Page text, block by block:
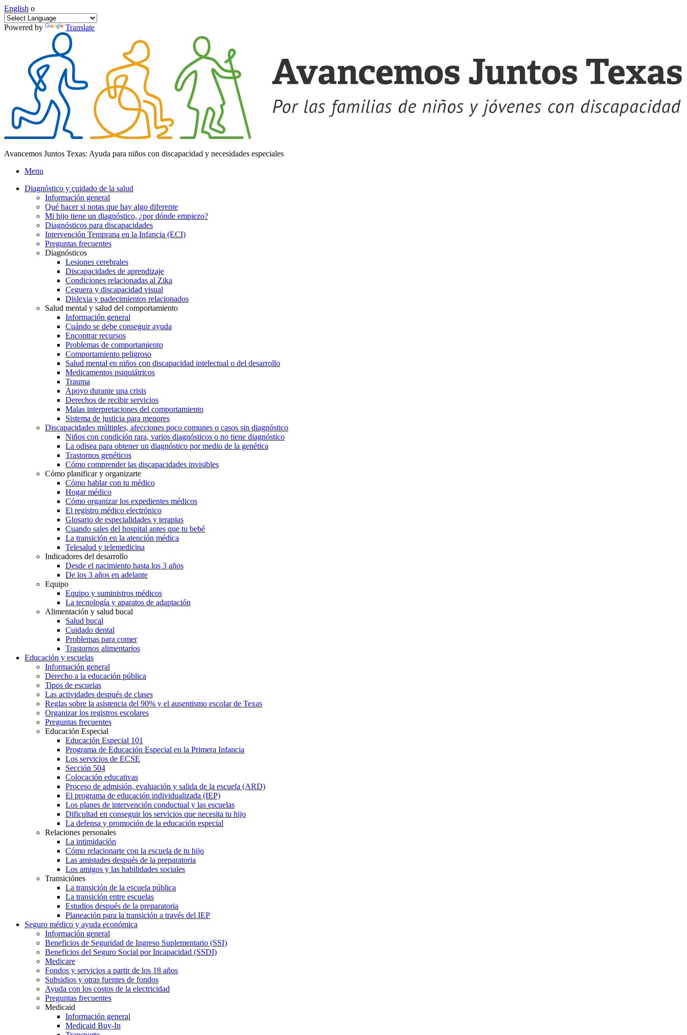
English o
Powered by Translate
Avancemos Juntos Texas: Ayuda para niños con discapacidad y necesidades especiales
Menu
Diagnóstico y cuidado de la salud
Información general
Qué hacer si notas que hay algo diferente
Mi hijo tiene un diagnóstico, ¿por dónde empiezo?
Diagnósticos para discapacidades
Intervención Temprana en la Infancia (ECI)
Preguntas frecuentes
Diagnósticos
Lesiones cerebrales
Discapacidades de aprendizaje
Condiciones relacionadas al Zika
Ceguera y discapacidad visual
Dislexia y padecimientos relacionados
Salud mental y salud del comportamiento
Información general
Cuándo se debe conseguir ayuda
Encontrar recursos
Problemas de comportamiento
Comportamiento peligroso
Salud mental en niños con discapacidad intelectual o del desarrollo
Medicamentos psiquiátricos
Trauma
Apoyo durante una crisis
Derechos de recibir servicios
Malas interpretaciones del comportamiento
Sistema de justicia para menores
Discapacidades múltiples, afecciones poco comunes o casos sin diagnóstico
Niños con condición rara, varios diagnósticos o no tiene diagnóstico
La odisea para obtener un diagnóstico por medio de la genética
Trastornos genéticos
Cómo comprender las discapacidades invisibles
Cómo planificar y organizarte
Cómo hablar con tu médico
Hogar médico
Cómo organizar los expedientes médicos
El registro médico electrónico
Glosario de especialidades y terapias
Cuando sales del hospital antes que tu bebé
La transición en la atención médica
Telesalud y telemedicina
Indicadores del desarrollo
Desde el nacimiento hasta los 3 años
De los 3 años en adelante
Equipo
Equipo y suministros médicos
La tecnología y aparatos de adaptación
Alimentación y salud bucal
Salud bucal
Cuidado dental
Problemas para comer
Trastornos alimentarios
Educación y escuelas
Información general
Derecho a la educación pública
Tipos de escuelas
Las actividades después de clases
Reglas sobre la asistencia del 90% y el ausentismo escolar de Texas
Organizar los registros escolares
Preguntas frecuentes
Educación Especial
Educación Especial 101
Programa de Educación Especial en la Primera Infancia
Los servicios de ECSE
Sección 504
Colocación educativas
Proceso de admisión, evaluación y salida de la escuela (ARD)
El programa de educación individualizada (IEP)
Los planes de intervención conductual y las escuelas
Dificultad en conseguir los servicios que necesita tu hijo
La defensa y promoción de la educación especial
Relaciones personales
La intimidación
Cómo relacionarte con la escuela de tu hijo
Las amistades después de la preparatoria
Los amigos y las habilidades sociales
Transiciónes
La transición de la escuela pública
La transición entre escuelas
Estudios después de la preparatoria
Planeación para la transición a través del IEP
Seguro médico y ayuda económica
Información general
Beneficios de Seguridad de Ingreso Suplementario (SSI)
Beneficios del Seguro Social por Incapacidad (SSDI)
Medicare
Fondos y servicios a partir de los 18 años
Subsidios y otras fuentes de fondos
Ayuda con los costos de la electricidad
Preguntas frecuentes
Medicaid
Información general
Medicaid Buy-In